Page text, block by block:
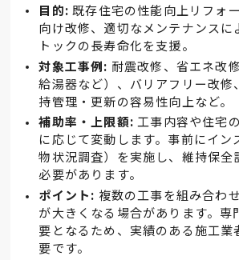
目的: 既存住宅の性能向上リフォ
向け改修、適切なメンテナンスに
トックの長寿命化を支援。
対象工事例: 耐震改修、省エネ改
給湯器など）、バリアフリー改修
持管理・更新の容易性向上など。
補助率・上限額: 工事内容や住宅
に応じて変動します。事前にイン
物状況調査）を実施し、維持保全
必要があります。
ポイント: 複数の工事を組み合わ
が大きくなる場合があります。専
要となるため、実績のある施工業
要です。